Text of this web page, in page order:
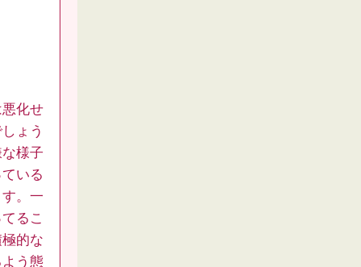
化せ
ょう
様子
いる
。一
るこ
的な
う態